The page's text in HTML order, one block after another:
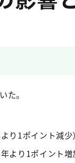
た。
り1ポイント減少）
より1ポイント増